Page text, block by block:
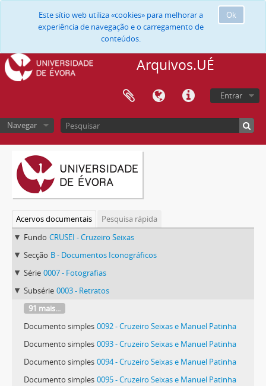
Ok
Este sítio web utiliza «cookies» para melhorar a
experiência de navegação e o carregamento de
conteúdos.
Arquivos.UÉ
Entrar
Navegar
Acervos documentais
Pesquisa rápida
Fundo CRUSEI - Cruzeiro Seixas
Secção B - Documentos Iconográficos
Série 0007 - Fotografias
Subsérie 0003 - Retratos
91 mais...
Documento simples 0092 - Cruzeiro Seixas e Manuel Patinha
Documento simples 0093 - Cruzeiro Seixas e Manuel Patinha
Documento simples 0094 - Cruzeiro Seixas e Manuel Patinha
Documento simples 0095 - Cruzeiro Seixas e Manuel Patinha